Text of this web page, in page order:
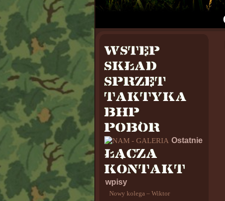
Ostatnie
wpisy
Nowy kolega – Wiktor